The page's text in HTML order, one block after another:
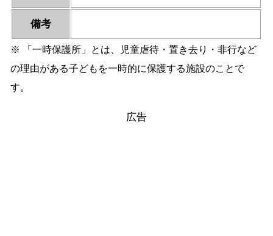
備考
※ 「一時保護所」とは、児童虐待・置き去り・非行など
の理由がある子どもを一時的に保護する施設のことで
す。